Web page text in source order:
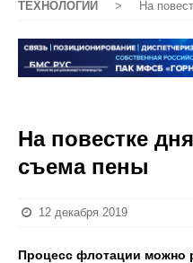
ТЕХНОЛОГИИ
> На
На повестке
съема пены
12 декабря 2019
Процесс флотации можно